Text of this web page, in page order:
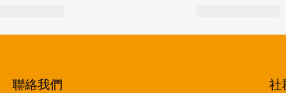
聯絡我們 社